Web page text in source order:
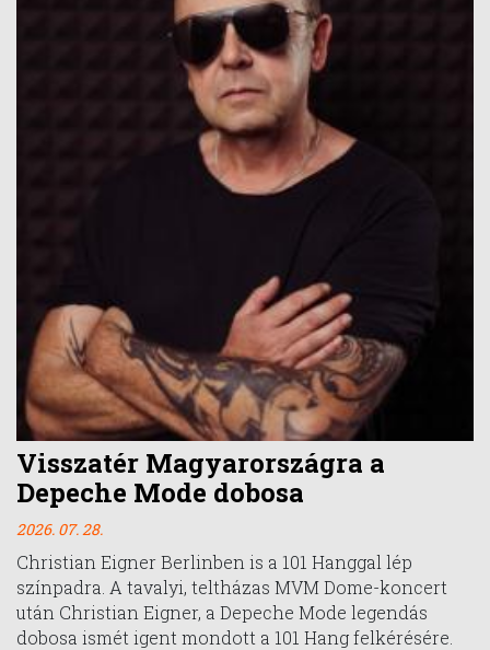
Visszatér Magyarországra a
Depeche Mode dobosa
2026. 07. 28.
Christian Eigner Berlinben is a 101 Hanggal lép
színpadra. A tavalyi, teltházas MVM Dome-koncert
után Christian Eigner, a Depeche Mode legendás
dobosa ismét igent mondott a 101 Hang felkérésére.